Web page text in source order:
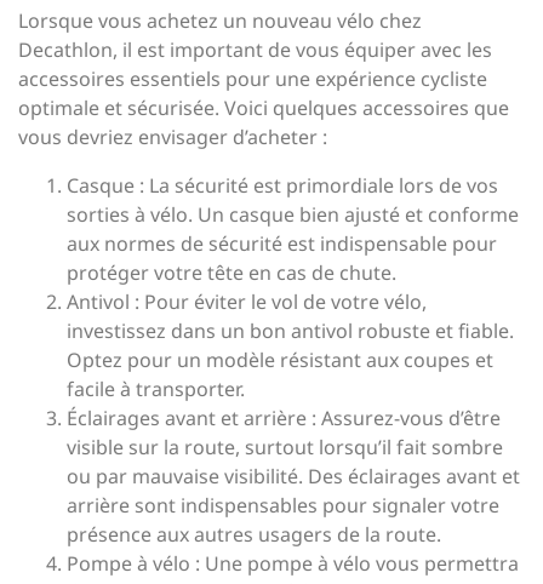
Lorsque vous achetez un nouveau vélo chez
Decathlon, il est important de vous équiper avec les
accessoires essentiels pour une expérience cycliste
optimale et sécurisée. Voici quelques accessoires que
vous devriez envisager d’acheter :
Casque : La sécurité est primordiale lors de vos
sorties à vélo. Un casque bien ajusté et conforme
aux normes de sécurité est indispensable pour
protéger votre tête en cas de chute.
Antivol : Pour éviter le vol de votre vélo,
investissez dans un bon antivol robuste et fiable.
Optez pour un modèle résistant aux coupes et
facile à transporter.
Éclairages avant et arrière : Assurez-vous d’être
visible sur la route, surtout lorsqu’il fait sombre
ou par mauvaise visibilité. Des éclairages avant et
arrière sont indispensables pour signaler votre
présence aux autres usagers de la route.
Pompe à vélo : Une pompe à vélo vous permettra